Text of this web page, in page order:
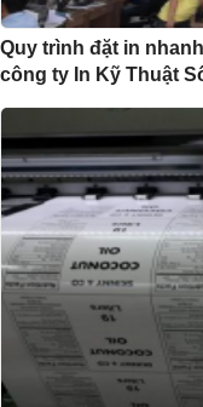
Quy trình đặt in
công ty In Kỹ Thuật